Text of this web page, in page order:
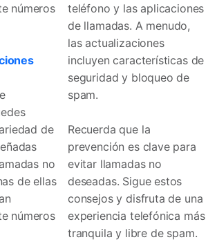
números
de
no
de ellas
números
teléfono y las aplicaciones
de llamadas. A menudo,
las actualizaciones
incluyen características de
seguridad y bloqueo de
spam.
Recuerda que la
prevención es clave para
evitar llamadas no
deseadas. Sigue estos
consejos y disfruta de una
experiencia telefónica más
tranquila y libre de spam.